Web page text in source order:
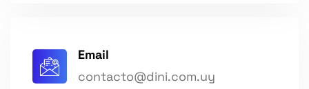
Email
contacto@dini.com.uy